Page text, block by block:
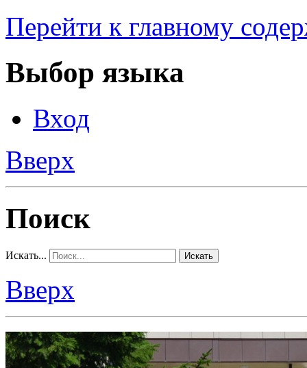
Перейти к главному
Выбор языка
Вход
Вверх
Поиск
Искать... Искать
Вверх